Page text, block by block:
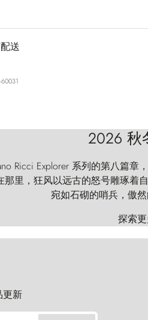
送
2026 秋
Ricci Explorer 系列的第八篇
里，狂风以远古的怒号雕琢着自
宛如石砌的哨兵，傲然
探索
更新